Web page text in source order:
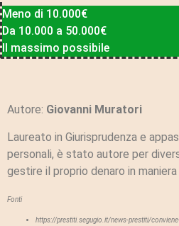
Meno di 10.000€
Da 10.000 a 50.000€
Il massimo possibile
Autore: Giovanni Muratori
Laureato in Giurisprudenza e
personali, è stato autore per
gestire il proprio denaro in maniera
Fonti
https://prestiti.segugio.it/news-prestiti/